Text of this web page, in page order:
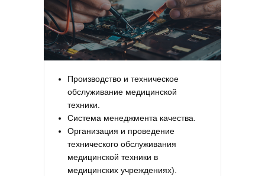
Производство и техническое
обслуживание медицинской
техники.
Система менеджмента качества.
Организация и проведение
технического обслуживания
медицинской техники в
медицинских учреждениях).